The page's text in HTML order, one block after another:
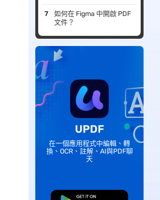
如何在 Figma 中開啟 PDF
文件？
UPDF
在一個應用程式中編輯、轉
換、OCR、註解、AI與PDF聊
天